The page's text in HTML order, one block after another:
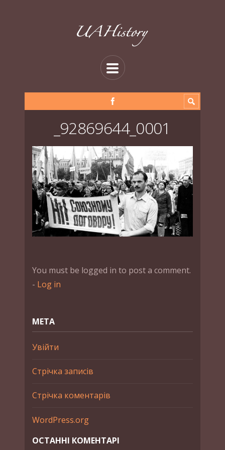
_92869644_0001
You must be logged in to post a comment.
- Log in
МЕТА
Увійти
Стрічка записів
Стрічка коментарів
WordPress.org
ОСТАННІ КОМЕНТАРІ